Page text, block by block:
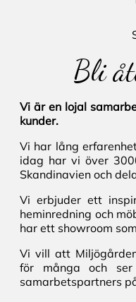
Bli
Vi är en lojal
kunder.
Vi har lång
idag har vi över
Skandinavien och
Vi erbjuder ett
heminredning och
har ett showroom
Vi vill att
för många och
samarbetspartners